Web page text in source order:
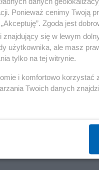
całym analizowanym
byliśmy
obywateli musimy
politykę – przyniosła
swoje myślenie
Instytutu Studiów
Ponieważ cenimy Twoją
Zgoda jest
się w lewym
użytkownika, ale masz
tylko na tej witrynie.
i komfortowo korzystać
Twoich danych